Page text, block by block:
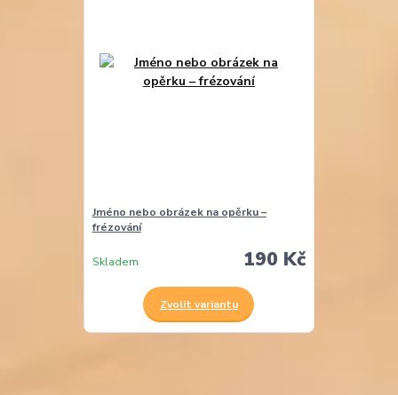
Jméno nebo obrázek na opěrku –
frézování
190 Kč
Skladem
Zvolit variantu